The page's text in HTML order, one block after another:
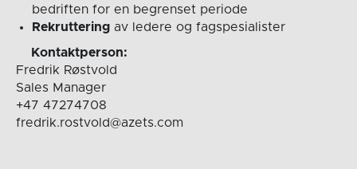
bedriften for en begrenset periode
Rekrutteringav ledere og fagspesialister
Kontaktperson:
Fredrik Røstvold
Sales Manager
+47 47274708
fredrik.rostvold@azets.com